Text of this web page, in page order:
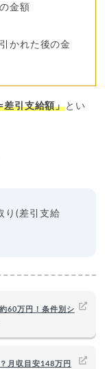
金額
かれた後の金
差引支給額」とい
り(差引支給
60万円！条件別シ
月収目安148万円